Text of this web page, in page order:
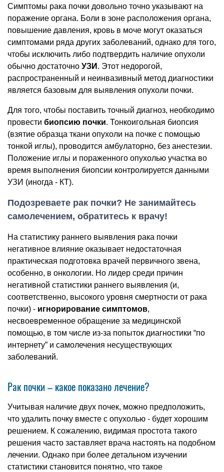
Симптомы рака почки довольно точно указывают на
поражение органа. Боли в зоне расположения органа,
повышение давления, кровь в моче могут оказаться
симптомами ряда других заболеваний, однако для того,
чтобы исключить либо подтвердить наличие опухоли
обычно достаточно УЗИ . Этот недорогой,
распространенный и неинвазивный метод диагностики
является базовым для выявления опухоли почки.
Для того, чтобы поставить точный диагноз, необходимо
провести биопсию почки. Тонкоигольная биопсия
(взятие образца ткани опухоли на почке с помощью
тонкой иглы), проводится амбулаторно, без анестезии.
Положение иглы и пораженного опухолью участка во
время выполнения биопсии контролируется данными
УЗИ (иногда - КТ).
Подозреваете рак почки? Не занимайтесь
самолечением, обратитесь к врачу!
На статистику раннего выявления рака почки
негативное влияние оказывает недостаточная
практическая подготовка врачей первичного звена,
особенно, в онкологии. Но лидер среди причин
негативной статистики раннего выявления (и,
соответственно, высокого уровня смертности от рака
почки) - игнорирование симптомов,
несвоевременное обращение за медицинской
помощью, в том числе из-за попыток диагностики “по
интернету” и самолечения несуществующих
заболеваний.
Рак почки – какое показано лечение?
Учитывая наличие двух почек, можно предположить,
что удалить почку вместе с опухолью - будет хорошим
решением. К сожалению, видимая простота такого
решения часто заставляет врача настоять на подобном
лечении. Однако при более детальном изучении
статистики становится понятно, что такое